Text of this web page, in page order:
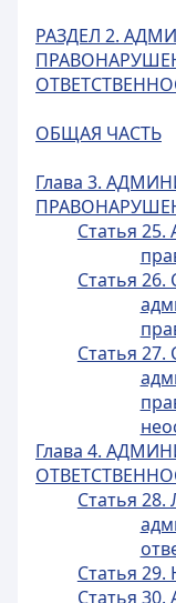
РАЗДЕЛ 2.
ОБЩАЯ ЧАСТЬ
Глава 3.
Статья
Статья
Статья
Глава 4.
Статья
Статья
Статья 30.